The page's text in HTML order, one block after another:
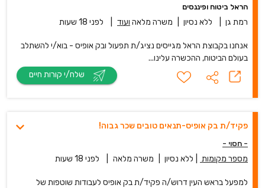
הראל ביטוח ופיננסים
רמת גן ללא נסיון משרה מלאה ועוד לפני 18 שעות
אנחנו בקבוצת הראל מגייסים נציג/ת תפעול ובק אופיס - בוא/י להשתלב
בעולם הביטוח, ההכשרה עלינו...
פקיד/ת בק אופיס-תנאים טובים שכר גבוה!
- חסוי -
מספר מקומות ללא נסיון משרה מלאה לפני 18 שעות
למפעל בראש העין דרוש/ה פקיד/ת בק אופיס לעבודות שוטפות של